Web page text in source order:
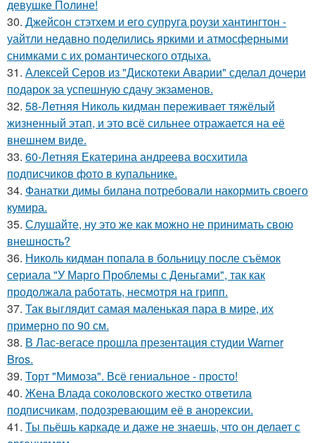
девушке Полине!
30. Джейсон стэтхем и его супруга роузи хантингтон -
уайтли недавно поделились яркими и атмосферными
снимками с их романтического отдыха.
31. Алексей Серов из "Дискотеки Аварии" сделал дочери
подарок за успешную сдачу экзаменов.
32. 58-Летняя Николь кидман переживает тяжёлый
жизненный этап, и это всё сильнее отражается на её
внешнем виде.
33. 60-Летняя Екатерина андреева восхитила
подписчиков фото в купальнике.
34. Фанатки димы билана потребовали накормить своего
кумира.
35. Слушайте, ну это же как можно не принимать свою
внешность?
36. Николь кидман попала в больницу после съёмок
сериала "У Марго Проблемы с Деньгами", так как
продолжала работать, несмотря на грипп.
37. Так выглядит самая маленькая пара в мире, их
примерно по 90 см.
38. В Лас-вегасе прошла презентация студии Warner
Bros.
39. Торт "Мимоза". Всё гениальное - просто!
40. Жена Влада соколовского жестко ответила
подписчикам, подозревающим её в анорексии.
41. Ты пьёшь каркаде и даже не знаешь, что он делает с